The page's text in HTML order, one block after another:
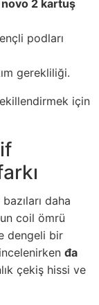
2 kartuş
podları
gerekliliği.
için
daha
coil ömrü
dengeli bir
đa
çekiş hissi ve